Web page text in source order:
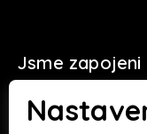
Jsme